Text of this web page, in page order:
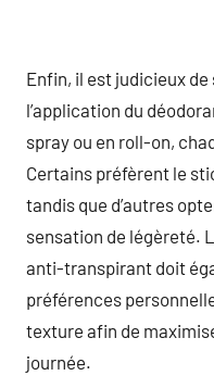
Enfin, il est judicieux
l’application du
spray ou en roll-on,
Certains préfèrent le
tandis que d’autres
sensation de légèreté.
anti-transpirant doit
préférences
texture afin de
journée.